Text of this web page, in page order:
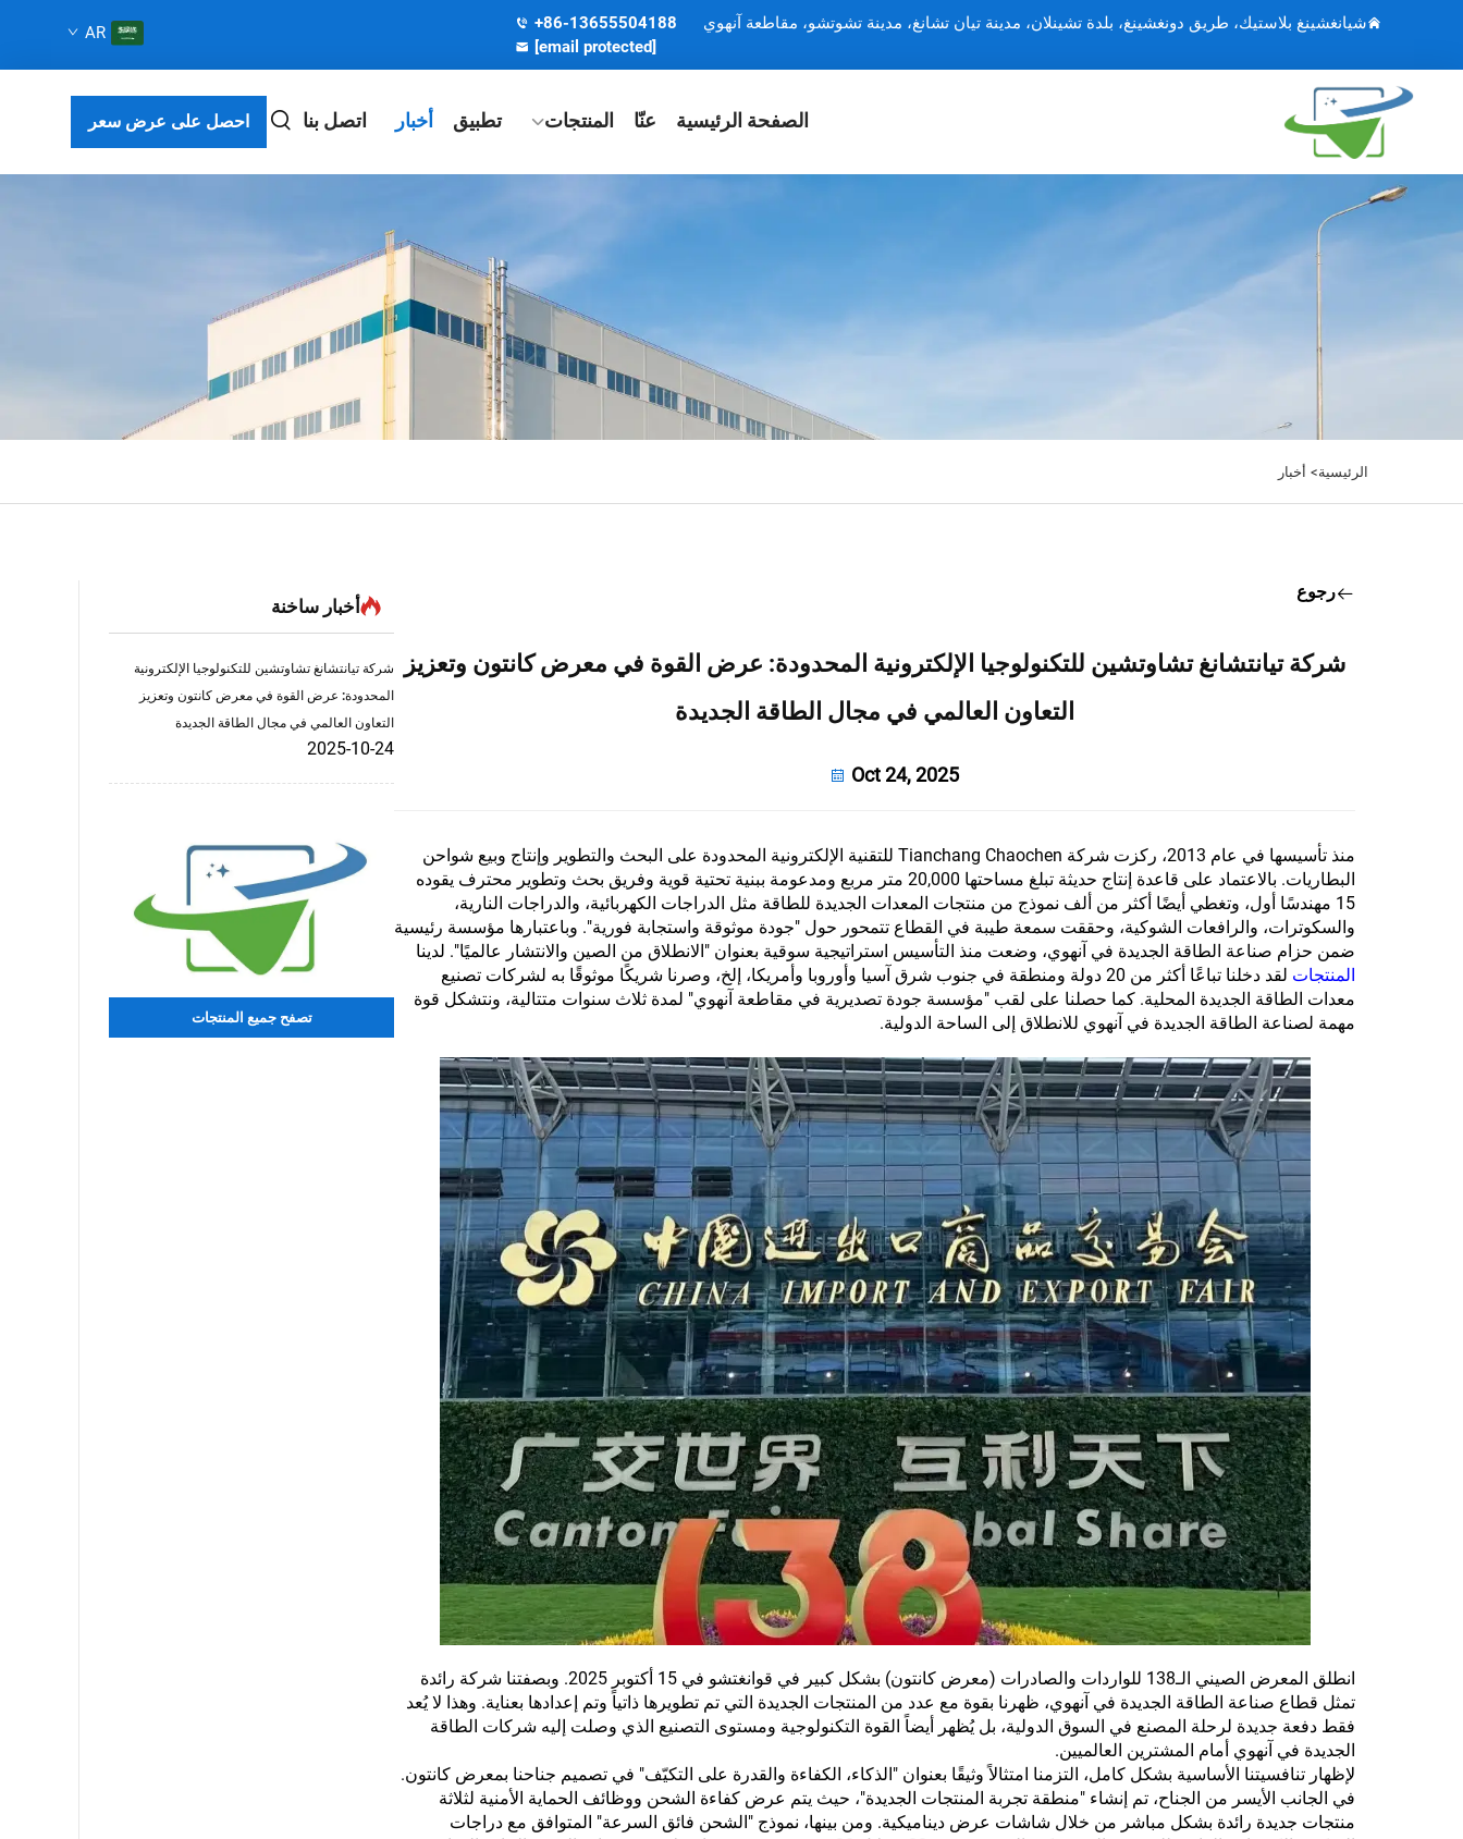
شيانغشينغ بلاستيك، طريق دونغشينغ، بلدة تشينلان، مدينة تيان تشانغ، مدينة تشوتشو، مقاطعة آنهوي
+86-13655504188
[email protected]
AR
الصفحة الرئيسية عنّا المنتجات تطبيق أخبار اتصل بنا احصل على عرض سعر
الرئيسية> أخبار
رجوع
شركة تيانتشانغ تشاوتشين للتكنولوجيا الإلكترونية المحدودة: عرض القوة في معرض كانتون وتعزيز
التعاون العالمي في مجال الطاقة الجديدة
Oct 24, 2025
منذ تأسيسها في عام 2013، ركزت شركة Tianchang Chaochen للتقنية الإلكترونية المحدودة على البحث والتطوير وإنتاج وبيع شواحن
البطاريات. بالاعتماد على قاعدة إنتاج حديثة تبلغ مساحتها 20,000 متر مربع ومدعومة ببنية تحتية قوية وفريق بحث وتطوير محترف يقوده
15 مهندسًا أول، وتغطي أيضًا أكثر من ألف نموذج من منتجات المعدات الجديدة للطاقة مثل الدراجات الكهربائية، والدراجات النارية،
والسكوترات، والرافعات الشوكية، وحققت سمعة طيبة في القطاع تتمحور حول "جودة موثوقة واستجابة فورية". وباعتبارها مؤسسة رئيسية
ضمن حزام صناعة الطاقة الجديدة في آنهوي، وضعت منذ التأسيس استراتيجية سوقية بعنوان "الانطلاق من الصين والانتشار عالميًا". لدينا
المنتجات
لقد دخلنا تباعًا أكثر من 20 دولة ومنطقة في جنوب شرق آسيا وأوروبا وأمريكا، إلخ، وصرنا شريكًا موثوقًا به لشركات تصنيع
معدات الطاقة الجديدة المحلية. كما حصلنا على لقب "مؤسسة جودة تصديرية في مقاطعة آنهوي" لمدة ثلاث سنوات متتالية، ونتشكل قوة
مهمة لصناعة الطاقة الجديدة في آنهوي للانطلاق إلى الساحة الدولية.
انطلق المعرض الصيني الـ138 للواردات والصادرات (معرض كانتون) بشكل كبير في قوانغتشو في 15 أكتوبر 2025. وبصفتنا شركة رائدة
تمثل قطاع صناعة الطاقة الجديدة في آنهوي، ظهرنا بقوة مع عدد من المنتجات الجديدة التي تم تطويرها ذاتياً وتم إعدادها بعناية. وهذا لا يُعد
فقط دفعة جديدة لرحلة المصنع في السوق الدولية، بل يُظهر أيضاً القوة التكنولوجية ومستوى التصنيع الذي وصلت إليه شركات الطاقة
الجديدة في آنهوي أمام المشترين العالميين.
لإظهار تنافسيتنا الأساسية بشكل كامل، التزمنا امتثالاً وثيقًا بعنوان "الذكاء، الكفاءة والقدرة على التكيّف" في تصميم جناحنا بمعرض كانتون.
في الجانب الأيسر من الجناح، تم إنشاء "منطقة تجربة المنتجات الجديدة"، حيث يتم عرض كفاءة الشحن ووظائف الحماية الأمنية لثلاثة
منتجات جديدة رائدة بشكل مباشر من خلال شاشات عرض ديناميكية. ومن بينها، نموذج "الشحن فائق السرعة" المتوافق مع دراجات
أخبار ساخنة
شركة تيانتشانغ تشاوتشين للتكنولوجيا الإلكترونية
المحدودة: عرض القوة في معرض كانتون وتعزيز
التعاون العالمي في مجال الطاقة الجديدة
2025-10-24
تصفح جميع المنتجات